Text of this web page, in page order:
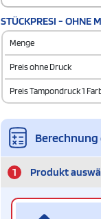
STÜCKPRESI - OHNE
Menge
Preis ohne Druck
Preis Tampondruck 1
1 Produkt